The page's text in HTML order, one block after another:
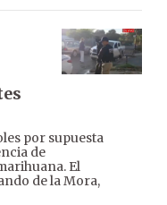
por supuesta
de
El
de la Mora,